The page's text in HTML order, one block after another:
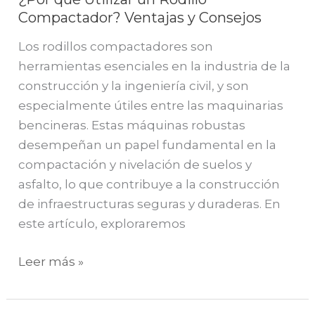
Compactador? Ventajas y Consejos
Los rodillos compactadores son
herramientas esenciales en la industria de la
construcción y la ingeniería civil, y son
especialmente útiles entre las maquinarias
bencineras. Estas máquinas robustas
desempeñan un papel fundamental en la
compactación y nivelación de suelos y
asfalto, lo que contribuye a la construcción
de infraestructuras seguras y duraderas. En
este artículo, exploraremos
Leer más »